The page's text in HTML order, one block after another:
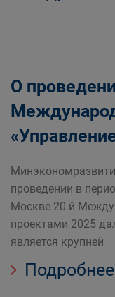
О
проведении в
Москве 20 й
проектами 2025
является крупней
Подробнее